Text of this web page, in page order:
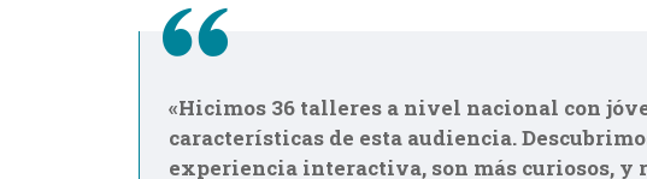
«Hicimos 36 talleres a nivel nacional con
características de esta audiencia.
experiencia interactiva, son más curiosos, y